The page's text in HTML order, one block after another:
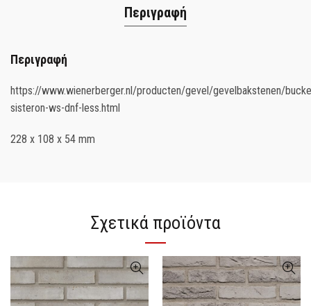
Περιγραφή
Περιγραφή
https://www.wienerberger.nl/producten/gevel/gevelbakstenen/
sisteron-ws-dnf-less.html
228 x 108 x 54 mm
Σχετικά προϊόντα